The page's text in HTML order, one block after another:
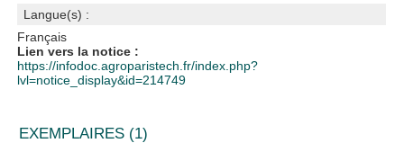
Langue(s) :
Français
Lien vers la notice :
https://infodoc.agroparistech.fr/index.php?
lvl=notice_display&id=214749
EXEMPLAIRES (1)